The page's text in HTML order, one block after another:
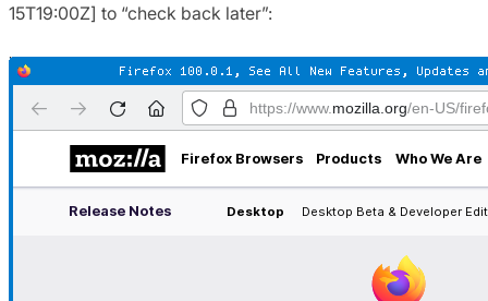
15T19:00Z] to “check back later”: